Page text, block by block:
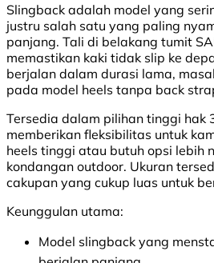
Slingback adalah model yang
justru salah satu yang paling
panjang. Tali di belakang tumit
memastikan kaki tidak slip ke
berjalan dalam durasi lama,
pada model heels tanpa back
Tersedia dalam pilihan tinggi hak
memberikan fleksibilitas untuk
heels tinggi atau butuh opsi lebih
kondangan outdoor. Ukuran
cakupan yang cukup luas untuk
Keunggulan utama:
Model slingback yang